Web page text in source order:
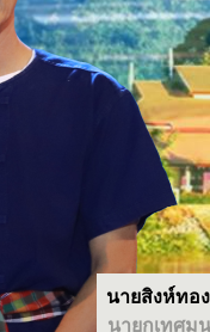
นายสิงห์ทอ
นายกเทศม